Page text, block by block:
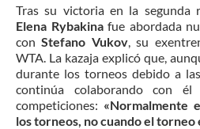
Tras su victoria en la segunda
Elena Rybakinafue abordada
conStefano Vukov, su
WTA. La kazaja explicó que,
durante los torneos debido a
continúa colaborando con
competiciones: «Normalmente
los torneos, no cuando el torneo